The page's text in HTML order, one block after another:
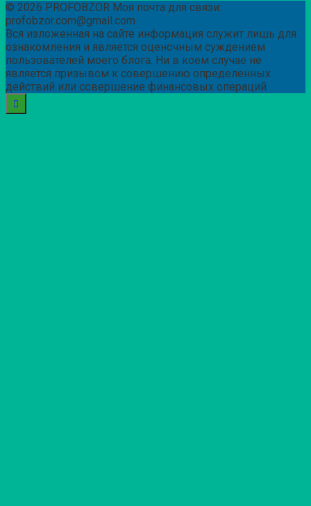
© 2026 PROFOBZOR Моя почта для связи:
profobzor.com@gmail.com
Вся изложенная на сайте информация служит лишь для
ознакомления и является оценочным суждением
пользователей моего блога. Ни в коем случае не
является призывом к совершению определенных
действий или совершение финансовых операций.